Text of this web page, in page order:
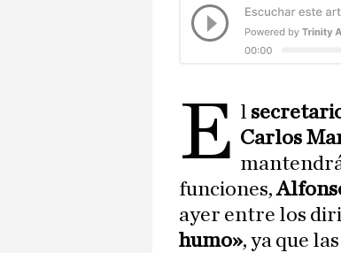
E l
Carlos
funciones,
ayer entre los
humo», ya que